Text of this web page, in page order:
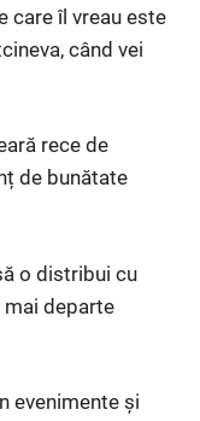
care îl vreau este
când vei
rece de
de bunătate
o distribui cu
departe
evenimente și